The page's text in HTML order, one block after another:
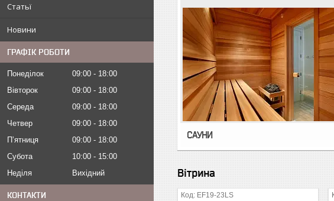
Статьї
Новини
ГРАФІК РОБОТИ
Понеділок 09:00
18:00
Вівторок
09:00
18:00
Середа
09:00
18:00
Четвер
09:00
18:00
Пʼятниця
09:00
18:00
Субота
10:00
15:00
Неділя
Вихідний
КОНТАКТИ
САУНИ
Вітрина
EF19-23LS